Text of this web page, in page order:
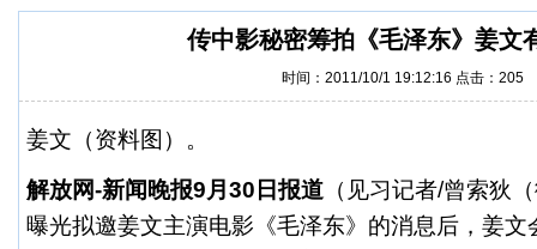
传中影秘密筹拍《毛泽东》姜文
时间：2011/10/1 19:12:16 点击： 205
姜文 （资料图）。
解放网-新闻晚报9月30日报道 （见习记者/曾索狄（
曝光拟邀姜文主演电影《毛泽东》的消息后，姜文